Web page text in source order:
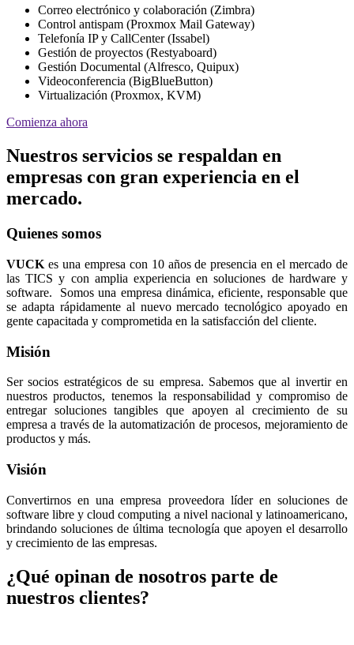
Correo electrónico y colaboración (Zimbra)
Control antispam (Proxmox Mail Gateway)
Telefonía IP y CallCenter (Issabel)
Gestión de proyectos (Restyaboard)
Gestión Documental (Alfresco, Quipux)
Videoconferencia (BigBlueButton)
Virtualización (Proxmox, KVM)
Comienza ahora
Nuestros servicios se respaldan en
empresas con gran experiencia en el
mercado.
Quienes somos
VUCK es una empresa con 10 años de presencia en el mercado de
las TICS y con amplia experiencia en soluciones de hardware y
software. Somos una empresa dinámica, eficiente, responsable que
se adapta rápidamente al nuevo mercado tecnológico apoyado en
gente capacitada y comprometida en la satisfacción del cliente.
Misión
Ser socios estratégicos de su empresa. Sabemos que al invertir en
nuestros productos, tenemos la responsabilidad y compromiso de
entregar soluciones tangibles que apoyen al crecimiento de su
empresa a través de la automatización de procesos, mejoramiento de
productos y más.
Visión
Convertirnos en una empresa proveedora líder en soluciones de
software libre y cloud computing a nivel nacional y latinoamericano,
brindando soluciones de última tecnología que apoyen el desarrollo
y crecimiento de las empresas.
¿Qué opinan de nosotros parte de
nuestros clientes?